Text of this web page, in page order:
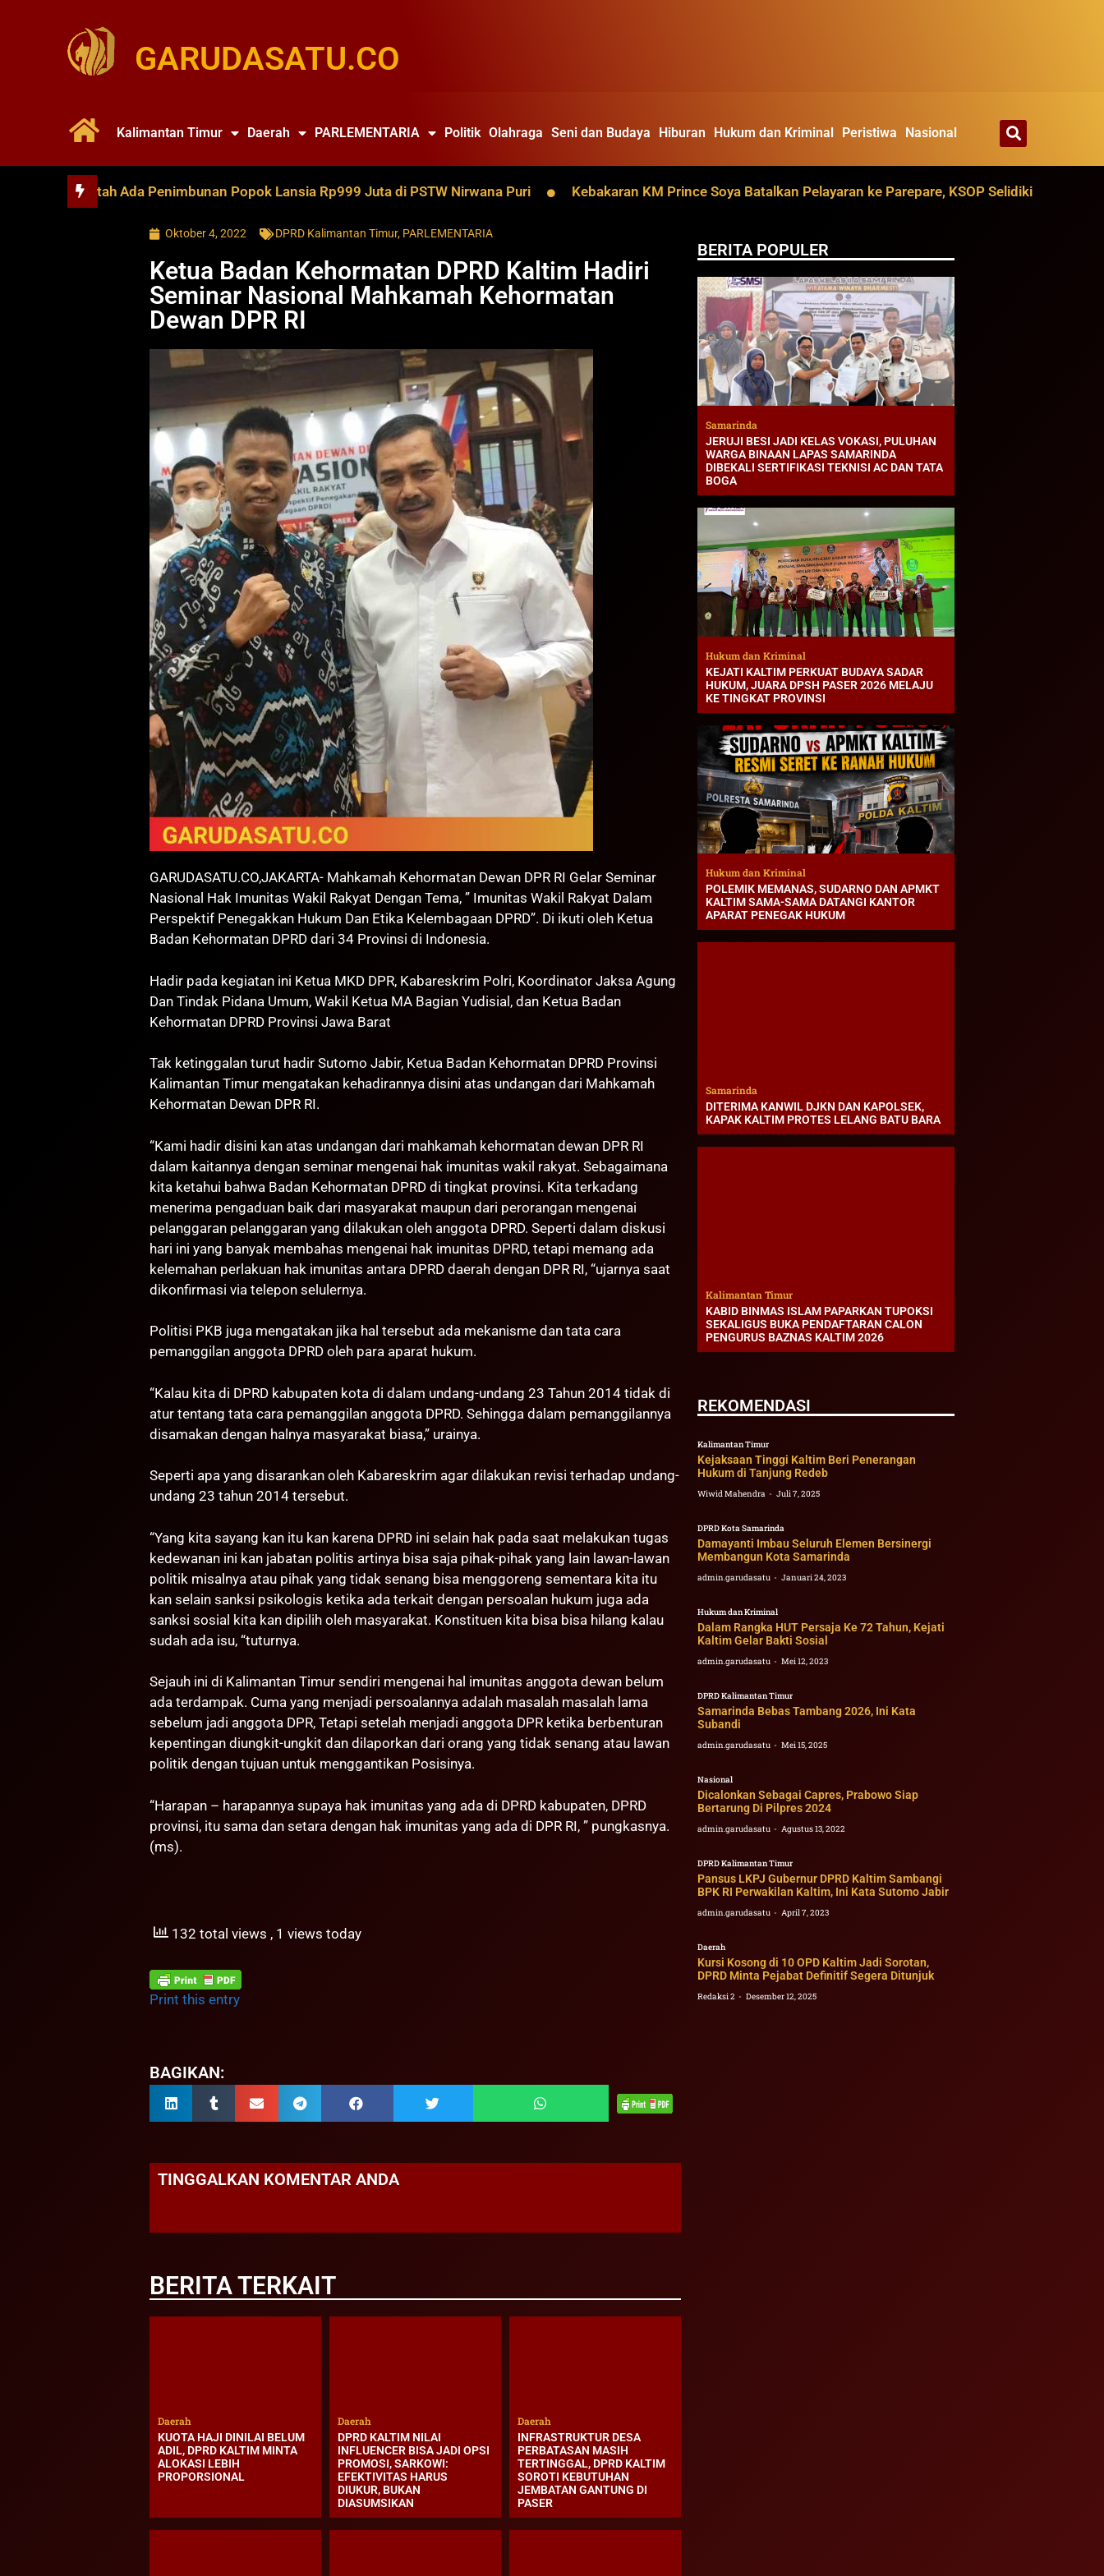
GARUDASATU.CO
Kalimantan Timur Daerah PARLEMENTARIA Politik Olahraga Seni dan Budaya Hiburan Hukum dan Kriminal Peristiwa Nasional
Bantah Ada Penimbunan Popok Lansia Rp999 Juta di PSTW Nirwana Puri Kebakaran KM Prince Soya Batalkan Pelayaran ke Parepare, KSOP Selidiki Dugaan dari
Oktober 4, 2022 DPRD Kalimantan Timur, PARLEMENTARIA
Ketua Badan Kehormatan DPRD Kaltim Hadiri
Seminar Nasional Mahkamah Kehormatan
Dewan DPR RI
GARUDASATU.CO,JAKARTA- Mahkamah Kehormatan Dewan DPR RI Gelar Seminar
Nasional Hak Imunitas Wakil Rakyat Dengan Tema, ” Imunitas Wakil Rakyat Dalam
Perspektif Penegakkan Hukum Dan Etika Kelembagaan DPRD”. Di ikuti oleh Ketua
Badan Kehormatan DPRD dari 34 Provinsi di Indonesia.
Hadir pada kegiatan ini Ketua MKD DPR, Kabareskrim Polri, Koordinator Jaksa Agung
Dan Tindak Pidana Umum, Wakil Ketua MA Bagian Yudisial, dan Ketua Badan
Kehormatan DPRD Provinsi Jawa Barat
Tak ketinggalan turut hadir Sutomo Jabir, Ketua Badan Kehormatan DPRD Provinsi
Kalimantan Timur mengatakan kehadirannya disini atas undangan dari Mahkamah
Kehormatan Dewan DPR RI.
“Kami hadir disini kan atas undangan dari mahkamah kehormatan dewan DPR RI
dalam kaitannya dengan seminar mengenai hak imunitas wakil rakyat. Sebagaimana
kita ketahui bahwa Badan Kehormatan DPRD di tingkat provinsi. Kita terkadang
menerima pengaduan baik dari masyarakat maupun dari perorangan mengenai
pelanggaran pelanggaran yang dilakukan oleh anggota DPRD. Seperti dalam diskusi
hari ini yang banyak membahas mengenai hak imunitas DPRD, tetapi memang ada
kelemahan perlakuan hak imunitas antara DPRD daerah dengan DPR RI, “ujarnya saat
dikonfirmasi via telepon selulernya.
Politisi PKB juga mengatakan jika hal tersebut ada mekanisme dan tata cara
pemanggilan anggota DPRD oleh para aparat hukum.
“Kalau kita di DPRD kabupaten kota di dalam undang-undang 23 Tahun 2014 tidak di
atur tentang tata cara pemanggilan anggota DPRD. Sehingga dalam pemanggilannya
disamakan dengan halnya masyarakat biasa,” urainya.
Seperti apa yang disarankan oleh Kabareskrim agar dilakukan revisi terhadap undang-
undang 23 tahun 2014 tersebut.
“Yang kita sayang kan itu kan karena DPRD ini selain hak pada saat melakukan tugas
kedewanan ini kan jabatan politis artinya bisa saja pihak-pihak yang lain lawan-lawan
politik misalnya atau pihak yang tidak senang bisa menggoreng sementara kita itu
kan selain sanksi psikologis ketika ada terkait dengan persoalan hukum juga ada
sanksi sosial kita kan dipilih oleh masyarakat. Konstituen kita bisa bisa hilang kalau
sudah ada isu, “tuturnya.
Sejauh ini di Kalimantan Timur sendiri mengenai hal imunitas anggota dewan belum
ada terdampak. Cuma yang menjadi persoalannya adalah masalah masalah lama
sebelum jadi anggota DPR, Tetapi setelah menjadi anggota DPR ketika berbenturan
kepentingan diungkit-ungkit dan dilaporkan dari orang yang tidak senang atau lawan
politik dengan tujuan untuk menggantikan Posisinya.
“Harapan – harapannya supaya hak imunitas yang ada di DPRD kabupaten, DPRD
provinsi, itu sama dan setara dengan hak imunitas yang ada di DPR RI, ” pungkasnya.
(ms).
132 total views , 1 views today
Print this entry
BAGIKAN:
TINGGALKAN KOMENTAR ANDA
BERITA TERKAIT
Daerah
KUOTA HAJI DINILAI BELUM
ADIL, DPRD KALTIM MINTA
ALOKASI LEBIH
PROPORSIONAL
Daerah
DPRD KALTIM NILAI
INFLUENCER BISA JADI OPSI
PROMOSI, SARKOWI:
EFEKTIVITAS HARUS
DIUKUR, BUKAN
DIASUMSIKAN
Daerah
INFRASTRUKTUR DESA
PERBATASAN MASIH
TERTINGGAL, DPRD KALTIM
SOROTI KEBUTUHAN
JEMBATAN GANTUNG DI
PASER
BERITA POPULER
Samarinda
JERUJI BESI JADI KELAS VOKASI, PULUHAN
WARGA BINAAN LAPAS SAMARINDA
DIBEKALI SERTIFIKASI TEKNISI AC DAN TATA
BOGA
Hukum dan Kriminal
KEJATI KALTIM PERKUAT BUDAYA SADAR
HUKUM, JUARA DPSH PASER 2026 MELAJU
KE TINGKAT PROVINSI
Hukum dan Kriminal
POLEMIK MEMANAS, SUDARNO DAN APMKT
KALTIM SAMA-SAMA DATANGI KANTOR
APARAT PENEGAK HUKUM
Samarinda
DITERIMA KANWIL DJKN DAN KAPOLSEK,
KAPAK KALTIM PROTES LELANG BATU BARA
Kalimantan Timur
KABID BINMAS ISLAM PAPARKAN TUPOKSI
SEKALIGUS BUKA PENDAFTARAN CALON
PENGURUS BAZNAS KALTIM 2026
REKOMENDASI
Kalimantan Timur
Kejaksaan Tinggi Kaltim Beri Penerangan
Hukum di Tanjung Redeb
Wiwid Mahendra Juli 7, 2025
DPRD Kota Samarinda
Damayanti Imbau Seluruh Elemen Bersinergi
Membangun Kota Samarinda
admin.garudasatu Januari 24, 2023
Hukum dan Kriminal
Dalam Rangka HUT Persaja Ke 72 Tahun, Kejati
Kaltim Gelar Bakti Sosial
admin.garudasatu Mei 12, 2023
DPRD Kalimantan Timur
Samarinda Bebas Tambang 2026, Ini Kata
Subandi
admin.garudasatu Mei 15, 2025
Nasional
Dicalonkan Sebagai Capres, Prabowo Siap
Bertarung Di Pilpres 2024
admin.garudasatu Agustus 13, 2022
DPRD Kalimantan Timur
Pansus LKPJ Gubernur DPRD Kaltim Sambangi
BPK RI Perwakilan Kaltim, Ini Kata Sutomo Jabir
admin.garudasatu April 7, 2023
Daerah
Kursi Kosong di 10 OPD Kaltim Jadi Sorotan,
DPRD Minta Pejabat Definitif Segera Ditunjuk
Redaksi 2 Desember 12, 2025